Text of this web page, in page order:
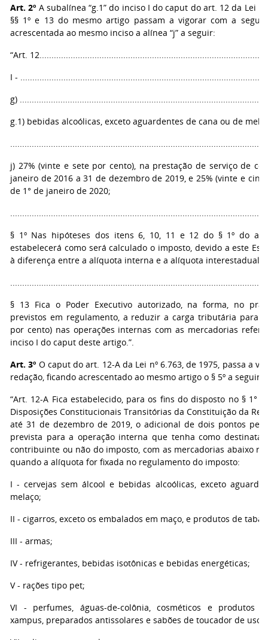
Art. 2º A subalínea “g.1” do inciso I do caput do art. 12 da Lei
§§ 1º e 13 do mesmo artigo passam a vigorar com a
acrescentada ao mesmo inciso a alínea “j” a seguir:
“Art.
I -
g)
g.1) bebidas alcoólicas, exceto aguardentes de cana ou de
j) 27% (vinte e sete por cento), na prestação de serviço de
janeiro de 2016 a 31 de dezembro de 2019, e 25% (vinte e
de 1° de janeiro de 2020;
§ 1º Nas hipóteses dos itens 6, 10, 11 e 12 do § 1º do
estabelecerá como será calculado o imposto, devido a este
à diferença entre a alíquota interna e a alíquota interestadual.
§ 13 Fica o Poder Executivo autorizado, na forma, no
previstos em regulamento, a reduzir a carga tributária para
por cento) nas operações internas com as mercadorias
inciso I do caput deste artigo.”.
Art. 3º O caput do art. 12-A da Lei nº 6.763, de 1975, passa a
redação, ficando acrescentado ao mesmo artigo o § 5º a seguir:
“Art. 12-A Fica estabelecido, para os fins do disposto no § 1°
Disposições Constitucionais Transitórias da Constituição da
até 31 de dezembro de 2019, o adicional de dois pontos
prevista para a operação interna que tenha como
contribuinte ou não do imposto, com as mercadorias abaixo
quando a alíquota for fixada no regulamento do imposto:
I - cervejas sem álcool e bebidas alcoólicas, exceto
melaço;
II - cigarros, exceto os embalados em maço, e produtos de
III - armas;
IV - refrigerantes, bebidas isotônicas e bebidas energéticas;
V - rações tipo pet;
VI - perfumes, águas-de-colônia, cosméticos e produtos
xampus, preparados antissolares e sabões de toucador de uso